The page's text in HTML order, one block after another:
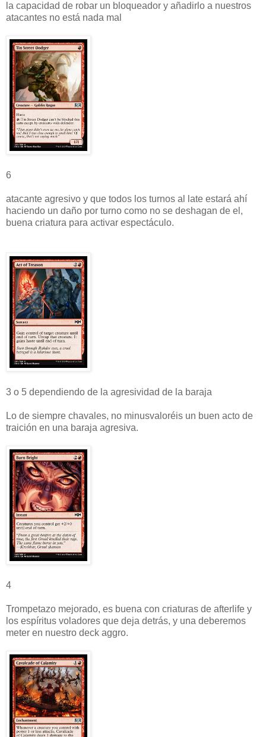
la capacidad de robar un bloqueador y añadirlo a nuestros
atacantes no está nada mal
6
atacante agresivo y que todos los turnos al late estará ahí
haciendo un daño por turno como no se deshagan de el,
buena criatura para activar espectáculo.
3 o 5 dependiendo de la agresividad de la baraja
Lo de siempre chavales, no minusvaloréis un buen acto de
traición en una baraja agresiva.
4
Trompetazo mejorado, es buena con criaturas de afterlife y
los espíritus voladores que deja detrás, y una deberemos
meter en nuestro deck aggro.